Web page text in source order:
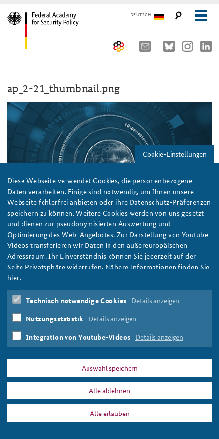
DEUTSCH
Advisory Board
Organisation
The Association of Friends
Partners
Young Leaders in Security Policy
Directions
Seminars, Conferences and Events
Security Policy Course for Senior Officials
Core Course on Security Policy
German Forum on Security Policy
Public Events
Further Events
Working Papers
ap_2-21_thumbnail.png
Pixabay/insspirito
ap_2-21_thumbnail.png
Cookie-Einstellungen
Diese Webseite verwendet Cookies, die personenbezogene
Daten verarbeiten. Einige sind notwendig, um Ihnen unsere
Webseite fehlerfrei anbieten oder ihre Datenschutz-Präferenzen
speichern zu können. Weitere Cookies werden von uns gesetzt
und dienen zur pseudonymisierten Auswertung und
Optimierung des Web-Angebotes. Zur Darstellung von Youtube-
Videos transferieren wir Daten in den außereuropäischen
Adressraum. Ihr Einverständnis können Sie jederzeit auf der
Seite Privatsphäre widerrufen. Nähere Informationen finden Sie
hier.
Technisch notwendige Cookies Details anzeigen
Nutzungsstatistik Details anzeigen
Integration von Youtube-Videos Details anzeigen
Auswahl speichern
Alle ablehnen
Alle erlauben